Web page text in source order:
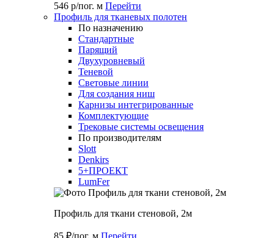
546 р/пог. м Перейти
Профиль для тканевых полотен
По назначению
Стандартные
Парящий
Двухуровневый
Теневой
Световые линии
Для создания ниш
Карнизы интегрированные
Комплектующие
Трековые системы освещения
По производителям
Slott
Denkirs
5+ПРОЕКТ
LumFer
Профиль для ткани стеновой, 2м
85 ₽/пог. м Перейти